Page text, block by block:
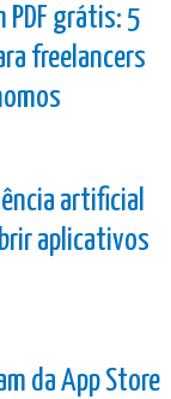
PDF grátis: 5
freelancers
artificial
aplicativos
da App Store